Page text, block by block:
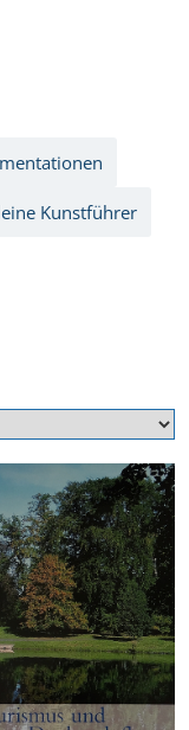
Kunstführer